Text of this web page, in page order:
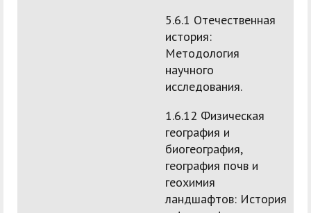
5.6.1 Отечественная
история:
Методология
научного
исследования.
1.6.12 Физическая
география и
биогеография,
география почв и
геохимия
ландшафтов: История